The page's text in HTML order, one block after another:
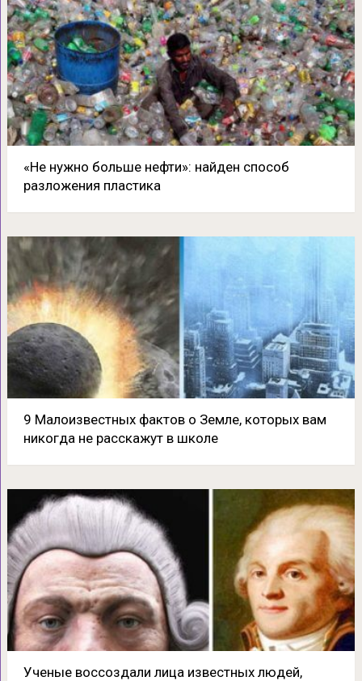
«Не нужно больше нефти»: найден способ
разложения пластика
9 Малоизвестных фактов о Земле, которых вам
никогда не расскажут в школе
Ученые воссоздали лица известных людей,